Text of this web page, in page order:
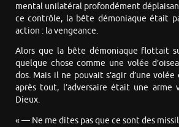
mental unilatéral profondément
ce contrôle, la bête démoniaque était
action : la vengeance.
Alors que la bête démoniaque flottait
quelque chose comme une volée
dos. Mais il ne pouvait s’agir d’une volée
après tout, l’adversaire était une arme
Dieux.
« — Ne me dites pas que ce sont des